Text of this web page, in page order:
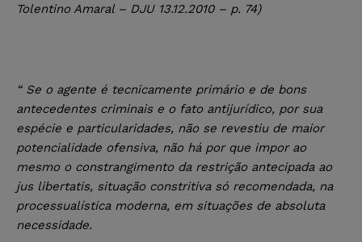
Tolentino Amaral – DJU 13.12.2010 – p. 74)
“ Se o agente é tecnicamente primário e de bons
antecedentes criminais e o fato antijurídico, por sua
espécie e particularidades, não se revestiu de maior
potencialidade ofensiva, não há por que impor ao
mesmo o constrangimento da restrição antecipada ao
jus libertatis, situação constritiva só recomendada, na
processualística moderna, em situações de absoluta
necessidade.